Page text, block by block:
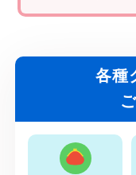
各種